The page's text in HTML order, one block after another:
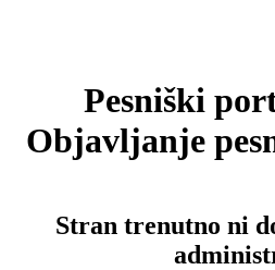
Pesniški
Objavljanje
Stran trenutno ni